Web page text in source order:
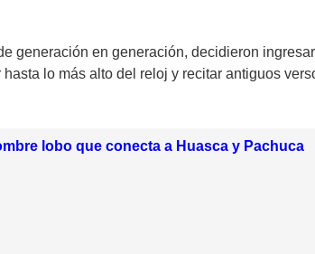
generación en generación, decidieron
lo más alto del reloj y recitar antiguos
lobo que conecta a Huasca y Pachuca